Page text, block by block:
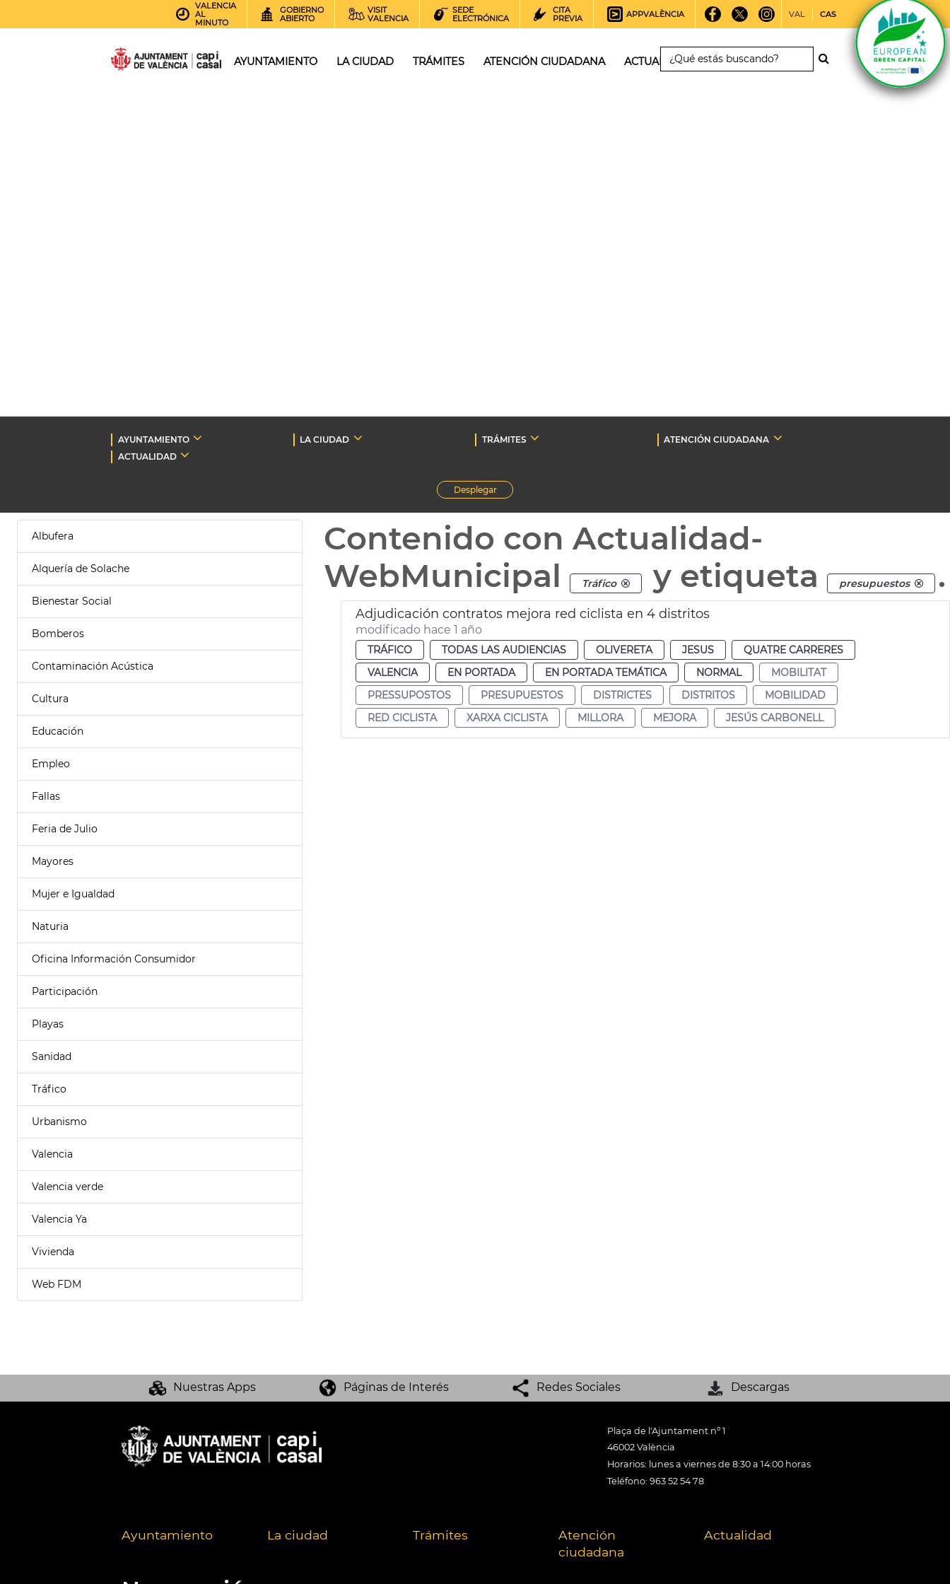
VALENCIA
AL
MINUTO
GOBIERNO
ABIERTO
VISIT
VALENCIA
SEDE
ELECTRÓNICA
CITA
PREVIA
APPVALÈNCIA VAL CAS
AYUNTAMIENTO LA CIUDAD TRÁMITES ATENCIÓN CIUDADANA ACTUALIDAD
AYUNTAMIENTO LA CIUDAD TRÁMITES
ATENCIÓN CIUDADANA
ACTUALIDAD
Desplegar
Albufera
Alquería de Solache
Bienestar Social
Bomberos
Contaminación Acústica
Cultura
Educación
Empleo
Fallas
Feria de Julio
Mayores
Mujer e Igualdad
Naturia
Oficina Información Consumidor
Participación
Playas
Sanidad
Tráfico
Urbanismo
Valencia
Valencia verde
Valencia Ya
Vivienda
Web FDM
Contenido con Actualidad-
WebMunicipal
Tráfico y etiqueta presupuestos .
Adjudicación contratos mejora red ciclista en 4 distritos
modificado hace 1 año
TRÁFICO TODAS LAS AUDIENCIAS OLIVERETA JESUS
QUATRE CARRERES
VALENCIA
EN PORTADA EN PORTADA TEMÁTICA NORMAL
MOBILITAT
PRESSUPOSTOS
PRESUPUESTOS DISTRICTES DISTRITOS
MOBILIDAD
RED CICLISTA
XARXA CICLISTA MILLORA MEJORA JESÚS CARBONELL
Nuestras Apps Páginas de Interés Redes Sociales Descargas
Plaça de l'Ajuntament nº 1
46002 València
Horarios: lunes a viernes de 8:30 a 14:00 horas
Teléfono: 963 52 54 78
Ayuntamiento La ciudad Trámites
Atención
ciudadana
Actualidad